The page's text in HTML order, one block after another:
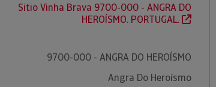
Sitio Vinha Brava 9700-000 - ANGRA DO
HEROÍSMO. PORTUGAL.
9700-000 - ANGRA DO HEROÍSMO
Angra Do Heroísmo